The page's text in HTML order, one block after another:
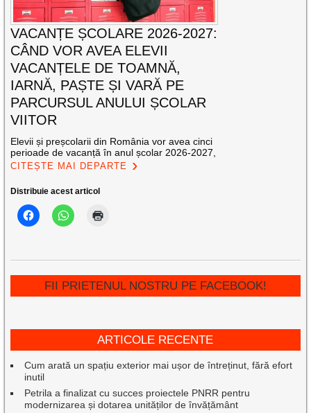
VACANȚE ȘCOLARE 2026-2027:
CÂND VOR AVEA ELEVII
VACANȚELE DE TOAMNĂ,
IARNĂ, PAȘTE ȘI VARĂ PE
PARCURSUL ANULUI ȘCOLAR
VIITOR
Elevii și preșcolarii din România vor avea cinci
perioade de vacanță în anul școlar 2026-2027,
CITEȘTE MAI DEPARTE
Distribuie acest articol
FII PRIETENUL NOSTRU PE FACEBOOK!
ARTICOLE RECENTE
Cum arată un spațiu exterior mai ușor de întreținut, fără efort
inutil
Petrila a finalizat cu succes proiectele PNRR pentru
modernizarea și dotarea unităților de învățământ